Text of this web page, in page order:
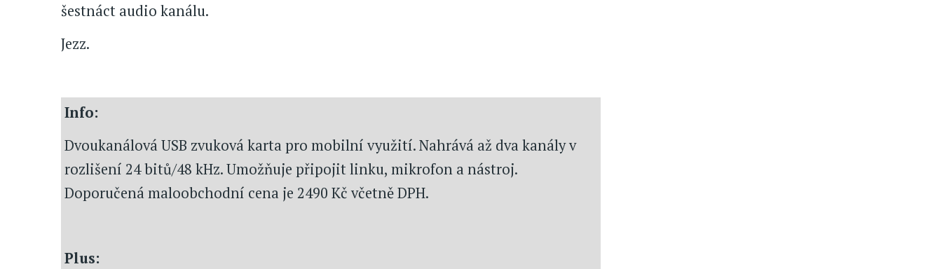
šestnáct audio kanálu.
Jezz.
Info:
Dvoukanálová USB zvuková karta pro mobilní využití. Nahrává až dva kanály v
rozlišení 24 bitů/48 kHz. Umožňuje připojit linku, mikrofon a nástroj.
Doporučená maloobchodní cena je 2490 Kč včetně DPH.
Plus: